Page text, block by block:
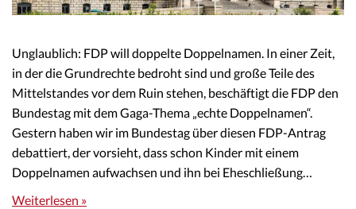
Unglaublich: FDP will doppelte Doppelnamen. In einer Zeit,
in der die Grundrechte bedroht sind und große Teile des
Mittelstandes vor dem Ruin stehen, beschäftigt die FDP den
Bundestag mit dem Gaga-Thema „echte Doppelnamen“.
Gestern haben wir im Bundestag über diesen FDP-Antrag
debattiert, der vorsieht, dass schon Kinder mit einem
Doppelnamen aufwachsen und ihn bei Eheschließung…
Weiterlesen »